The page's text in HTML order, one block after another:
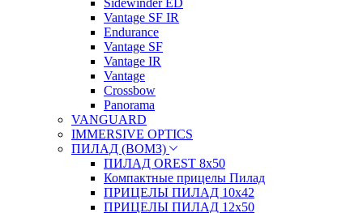
Vantage SF IR
Endurance
Vantage SF
Vantage IR
Vantage
Crossbow
Panorama
VANGUARD
IMMERSIVE OPTICS
ПИЛАД (ВОМЗ)
ПИЛАД OREST 8х50
Компактные прицелы Пилад
ПРИЦЕЛЫ ПИЛАД 10х42
ПРИЦЕЛЫ ПИЛАД 12х50